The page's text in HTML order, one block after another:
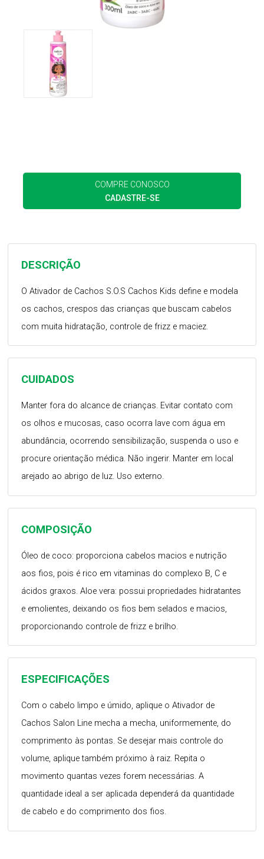
COMPRE CONOSCO
CADASTRE-SE
ESPECIFICAÇÕES
Com o cabelo limpo e úmido, aplique o Ativador de
Cachos Salon Line mecha a mecha, uniformemente, do
comprimento às pontas. Se desejar mais controle do
volume, aplique também próximo à raiz. Repita o
movimento quantas vezes forem necessárias. A
quantidade ideal a ser aplicada dependerá da quantidade
de cabelo e do comprimento dos fios.
COMPOSIÇÃO
Óleo de coco: proporciona cabelos macios e nutrição
aos fios, pois é rico em vitaminas do complexo B, C e
ácidos graxos. Aloe vera: possui propriedades hidratantes
e emolientes, deixando os fios bem selados e macios,
proporcionando controle de frizz e brilho.
CUIDADOS
Manter fora do alcance de crianças. Evitar contato com
os olhos e mucosas, caso ocorra lave com água em
abundância, ocorrendo sensibilização, suspenda o uso e
procure orientação médica. Não ingerir. Manter em local
arejado ao abrigo de luz. Uso externo.
DESCRIÇÃO
O Ativador de Cachos S.O.S Cachos Kids define e modela
os cachos, crespos das crianças que buscam cabelos
com muita hidratação, controle de frizz e maciez.